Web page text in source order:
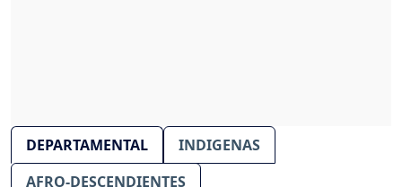
DEPARTAMENTAL
INDIGENAS
AFRO-DESCENDIENTES